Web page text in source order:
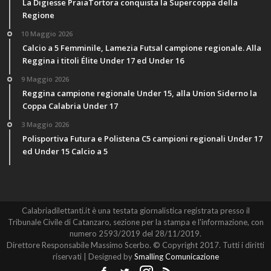
La Digiesse PraiaTortora conquista la Supercoppa della
Regione
10 Maggio 2026
Calcio a 5 Femminile, Lamezia Futsal campione regionale. Alla
Reggina i titoli Élite Under 17 ed Under 16
9 Maggio 2026
Reggina campione regionale Under 15, alla Union Siderno la
Coppa Calabria Under 17
3 Maggio 2026
Polisportiva Futura e Polistena C5 campioni regionali Under 17
ed Under 15 Calcio a 5
Calabriadilettanti.it è una testata giornalistica registrata presso il
Tribunale Civile di Catanzaro, sezione per la stampa e l'informazione, con
numero 2593/2019 del 28/11/2019.
Direttore Responsabile Massimo Scerbo. © Copyright 2017. Tutti i diritti
riservati | Designed bySmalling Comunicazione